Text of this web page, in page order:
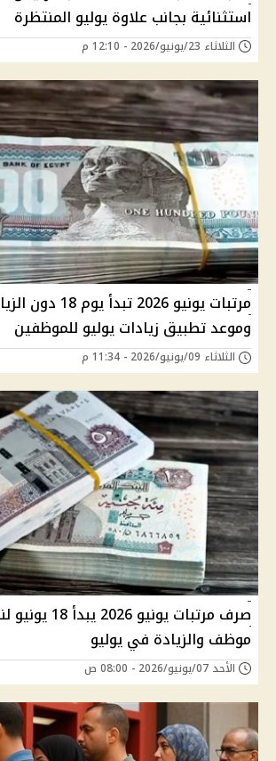
استثنائية بجانب علاوة يوليو المنتظرة
الثلاثاء 23/يونيو/2026 - 12:10 م
مرتبات يونيو 2026
وموعد تطبيق زيادات يوليو للموظفين
الثلاثاء 09/يونيو/2026 - 11:34 م
موظف والزيادة في يوليو
الأحد 07/يونيو/2026 - 08:00 ص